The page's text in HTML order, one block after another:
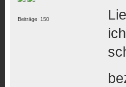
Beiträge: 150